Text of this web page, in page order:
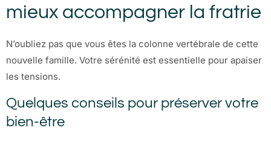
mieux accompagner la fratrie
N’oubliez pas que vous êtes la colonne vertébrale de cette
nouvelle famille. Votre sérénité est essentielle pour apaiser
les tensions.
Quelques conseils pour préserver votre
bien-être